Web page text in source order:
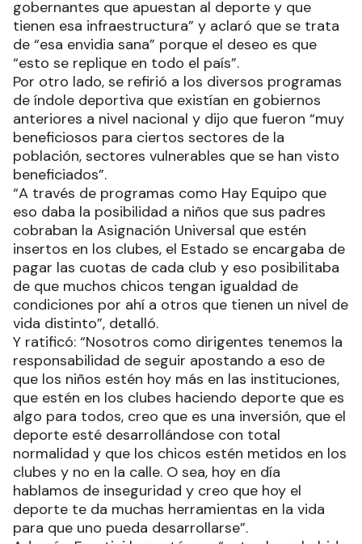
gobernantes que apuestan al deporte y que
tienen esa infraestructura” y aclaró que se trata
de “esa envidia sana” porque el deseo es que
“esto se replique en todo el país”.
Por otro lado, se refirió a los diversos programas
de índole deportiva que existían en gobiernos
anteriores a nivel nacional y dijo que fueron “muy
beneficiosos para ciertos sectores de la
población, sectores vulnerables que se han visto
beneficiados”.
“A través de programas como Hay Equipo que
eso daba la posibilidad a niños que sus padres
cobraban la Asignación Universal que estén
insertos en los clubes, el Estado se encargaba de
pagar las cuotas de cada club y eso posibilitaba
de que muchos chicos tengan igualdad de
condiciones por ahí a otros que tienen un nivel de
vida distinto”, detalló.
Y ratificó: “Nosotros como dirigentes tenemos la
responsabilidad de seguir apostando a eso de
que los niños estén hoy más en las instituciones,
que estén en los clubes haciendo deporte que es
algo para todos, creo que es una inversión, que el
deporte esté desarrollándose con total
normalidad y que los chicos estén metidos en los
clubes y no en la calle. O sea, hoy en día
hablamos de inseguridad y creo que hoy el
deporte te da muchas herramientas en la vida
para que uno pueda desarrollarse”.